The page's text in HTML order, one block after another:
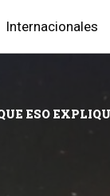
Internacionales
ESO